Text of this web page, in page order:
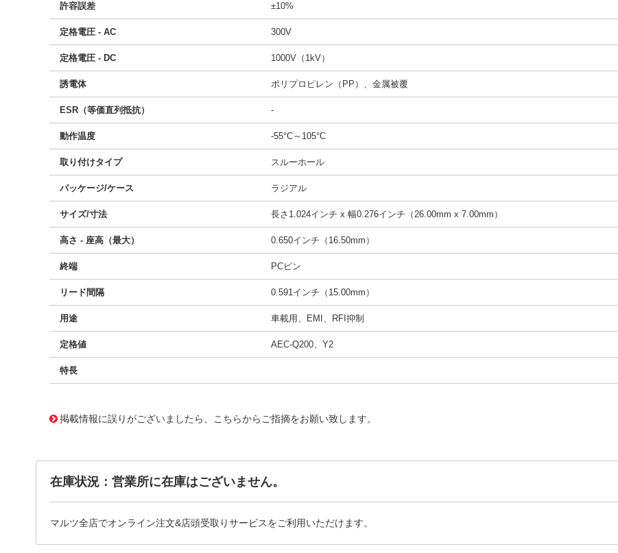
許容誤差 ±10%
定格電圧 - AC 300V
定格電圧 - DC 1000V（1kV）
誘電体 ポリプロピレン（PP）、金属被覆
ESR（等価直列抵抗） -
動作温度 -55°C～105°C
取り付けタイプ スルーホール
パッケージ/ケース ラジアル
サイズ/寸法 長さ1.024インチ x 幅0.276インチ（26.00mm x 7.00mm）
高さ - 座高（最大） 0.650インチ（16.50mm）
終端 PCピン
リード間隔 0.591インチ（15.00mm）
用途 車載用、EMI、RFI抑制
定格値 AEC-Q200、Y2
特長
掲載情報に誤りがございましたら、こちらからご指摘をお願い致します。
在庫状況：営業所に在庫はございません。
マルツ全店でオンライン注文&店頭受取りサービスをご利用いただけます。